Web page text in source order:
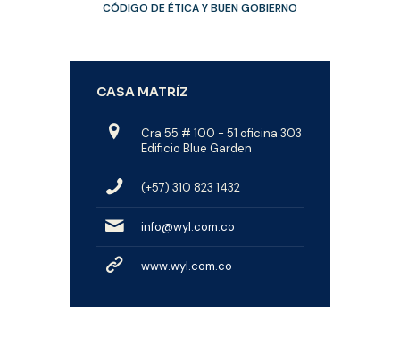
CÓDIGO DE ÉTICA Y BUEN GOBIERNO
CASA MATRÍZ
Cra 55 # 100 - 51 oficina 303
Edificio Blue Garden
(+57) 310 823 1432
info@wyl.com.co
www.wyl.com.co